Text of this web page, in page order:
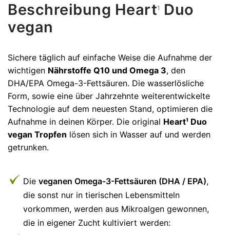
Beschreibung Heart1
Duo
vegan
Sichere täglich auf einfache Weise die Aufnahme der
wichtigen Nährstoffe Q10 und Omega 3, den
DHA/EPA Omega-3-Fettsäuren. Die wasserlösliche
Form, sowie eine über Jahrzehnte weiterentwickelte
Technologie auf dem neuesten Stand, optimieren die
Aufnahme in deinen Körper. Die original Heart¹ Duo
vegan Tropfen lösen sich in Wasser auf und werden
getrunken.
Die veganen Omega-3-Fettsäuren (DHA / EPA),
die sonst nur in tierischen Lebensmitteln
vorkommen, werden aus Mikroalgen gewonnen,
die in eigener Zucht kultiviert werden: